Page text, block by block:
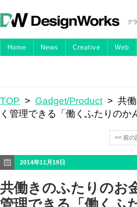
グ
Home News Creative Web
TOP > Gadget/Product > 共
く管理できる「働くふたりのか
<< 前の
2014年11月19日
共働きのふたりのお